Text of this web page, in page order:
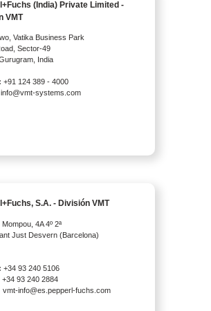
(India) Private Limited -
VMT
Vatika Business Park
Sector-49
India
+91 124 389 - 4000
info@vmt-systems.com
S.A. - División VMT
4A 4º 2ª
Just Desvern (Barcelona)
+34 93 240 5106
93 240 2884
vmt-info@es.pepperl-fuchs.com